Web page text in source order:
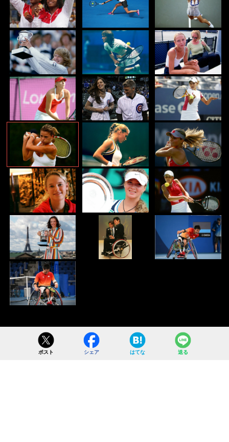
ポスト シェア はてな 送る